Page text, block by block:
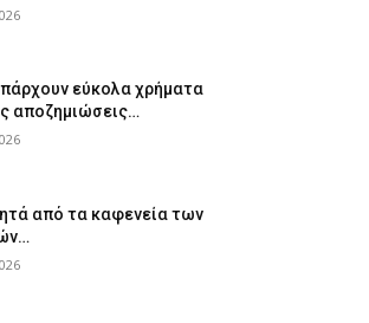
εύκολα χρήματα
αποζημιώσεις…
από τα καφενεία των